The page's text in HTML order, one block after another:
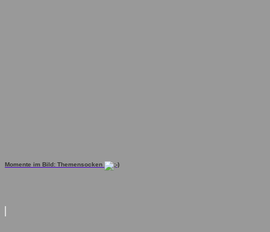
Momente im Bild: Themensocken